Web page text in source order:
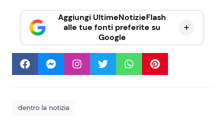
Aggiungi UltimeNotizieFlash
alle tue fonti preferite su
Google
dentro la notizia